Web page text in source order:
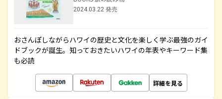
2024.03.22 発売
おさんぽしながらハワイの歴史と文化を楽しく学ぶ最強のガイ
ドブックが誕生。知っておきたいハワイの年表やキーワード集
も必読
詳細を見る